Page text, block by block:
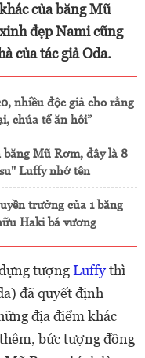
của băng Mũ
đẹp Nami cũng
của tác giả Oda.
nhiều độc giả cho rằng
chúa tể ăn hôi”
băng Mũ Rơm, đây là 8
Luffy nhớ tên
trưởng của 1 băng
Haki bá vương
tượngLuffythì
đã quyết định
địa điểm khác
bức tượng đồng